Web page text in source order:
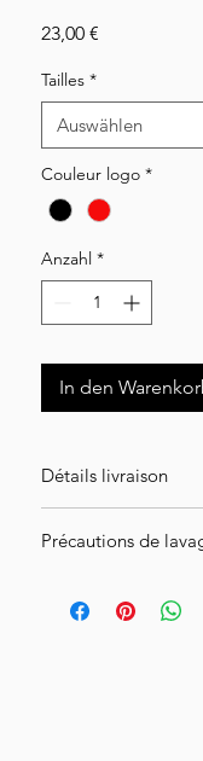
23,00 €
Tailles *
Auswählen
Couleur logo *
Anzahl *
In den
Détails livraison
l'intégralité de votre
Livraison en
Précautions de
l'envers à 30°,